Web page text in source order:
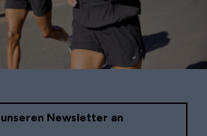
Newsletter an